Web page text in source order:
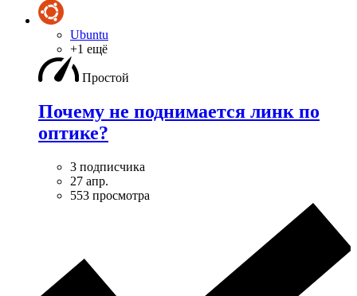
Ubuntu
+1 ещё
Простой
Почему не поднимается линк по
оптике?
3 подписчика
27 апр.
553 просмотра